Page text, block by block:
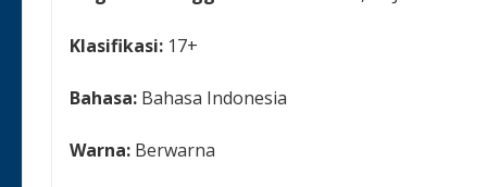
Klasifikasi: 17+
Bahasa: Bahasa Indonesia
Warna: Berwarna